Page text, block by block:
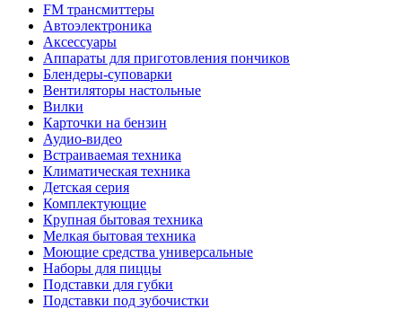
FM трансмиттеры
Автоэлектроника
Аксессуары
Аппараты для приготовления пончиков
Блендеры-суповарки
Вентиляторы настольные
Вилки
Карточки на бензин
Аудио-видео
Встраиваемая техника
Климатическая техника
Детская серия
Комплектующие
Крупная бытовая техника
Мелкая бытовая техника
Моющие средства универсальные
Наборы для пиццы
Подставки для губки
Подставки под зубочистки